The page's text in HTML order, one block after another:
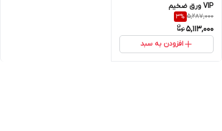
VIP ورق ضخیم
5,287,000
3%
5,113,000
افزودن به سبد